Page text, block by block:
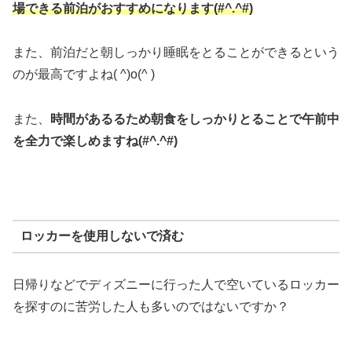
場できる前泊がおすすめになります(#^.^#)
また、前泊だと朝しっかり睡眠をとることができるという
のが最高ですよね( ^)o(^ )
また、
時間があるるため朝食をしっかりとることで午前中
を全力で楽しめますね(#^.^#)
ロッカーを使用しないで済む
日帰りなどでディズニーに行った人で空いているロッカー
を探すのに苦労した人も多いのではないですか？